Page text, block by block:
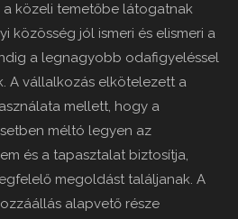
a közeli temetőbe látogatnak
közösség jól ismeri és elismeri a
a legnagyobb odafigyeléssel
A vállalkozás elkötelezett a
mellett, hogy a
méltó legyen az
és a tapasztalat biztosítja,
megoldást találjanak. A
alapvető része